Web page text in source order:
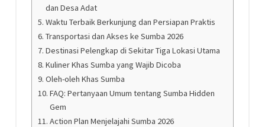
dan Desa Adat
Waktu Terbaik Berkunjung dan Persiapan Praktis
Transportasi dan Akses ke Sumba 2026
Destinasi Pelengkap di Sekitar Tiga Lokasi Utama
Kuliner Khas Sumba yang Wajib Dicoba
Oleh-oleh Khas Sumba
FAQ: Pertanyaan Umum tentang Sumba Hidden
Gem
Action Plan Menjelajahi Sumba 2026